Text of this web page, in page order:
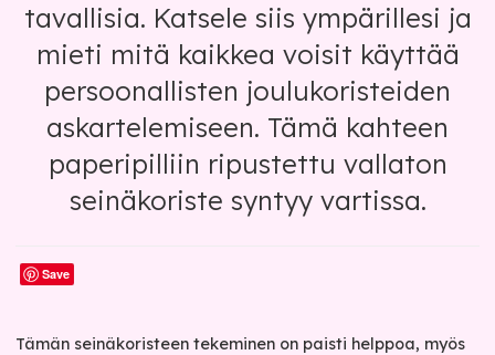
tavallisia. Katsele siis ympärillesi ja
mieti mitä kaikkea voisit käyttää
persoonallisten joulukoristeiden
askartelemiseen. Tämä kahteen
paperipilliin ripustettu vallaton
seinäkoriste syntyy vartissa.
Save
Tämän seinäkoristeen tekeminen on paisti helppoa, myös